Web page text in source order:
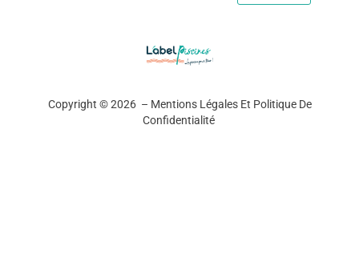
Copyright © 2026 – Mentions Légales Et Politique De
Confidentialité